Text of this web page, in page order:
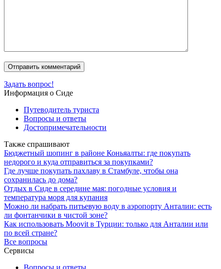
Задать вопрос!
Информация о Сиде
Путеводитель туриста
Вопросы и ответы
Достопримечательности
Также спрашивают
Бюджетный шопинг в районе Коньяалты: где покупать
недорого и куда отправиться за покупками?
Где лучше покупать пахлаву в Стамбуле, чтобы она
сохранилась до дома?
Отдых в Сиде в середине мая: погодные условия и
температура моря для купания
Можно ли набрать питьевую воду в аэропорту Анталии: есть
ли фонтанчики в чистой зоне?
Как использовать Moovit в Турции: только для Анталии или
по всей стране?
Все вопросы
Сервисы
Вопросы и ответы